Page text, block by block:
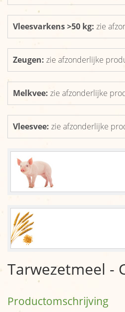
Vleesvarkens >50 kg: zie
Zeugen: zie afzonderlijke
Melkvee: zie afzonderlijke
Vleesvee: zie afzonderlijke
Tarwezetmeel -
Productomschrijving